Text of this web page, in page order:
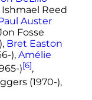
Ishmael Reed
Auster
Fosse
Bret Easton
), Amélie
)[6],
(1970-),